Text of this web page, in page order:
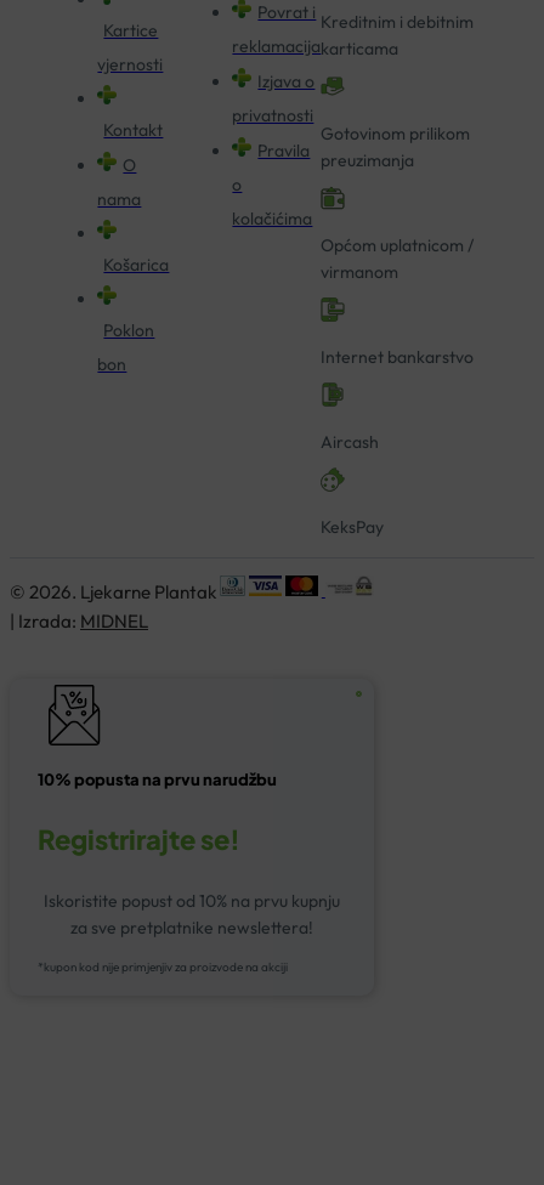
Kartice
vjernosti
Kontakt
O
nama
Košarica
Poklon
bon
Povrat i
reklamacija
Izjava o
privatnosti
Pravila
o
kolačićima
Kreditnim i debitnim
karticama
Gotovinom prilikom
preuzimanja
Općom uplatnicom /
virmanom
Internet bankarstvo
Aircash
KeksPay
© 2026. Ljekarne Plantak
| Izrada: MIDNEL
10% popusta na prvu narudžbu
Registrirajte se!
Iskoristite popust od 10% na prvu kupnju
za sve pretplatnike newslettera!
*kupon kod nije primjenjiv za proizvode na akciji